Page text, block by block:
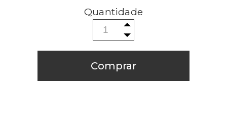
Comprar